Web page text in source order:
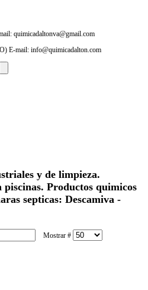
quimicadaltonva@gmail.com
E-mail: info@quimicadalton.com
y de limpieza.
Productos quimicos
septicas: Descamiva -
Mostrar #